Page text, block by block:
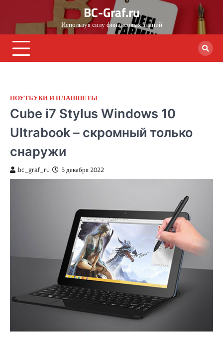
content
BC-Graf.ru
Используя силу финансовых знаний
НОУТБУКИ И ПЛАНШЕТЫ
Cube i7 Stylus Windows 10
Ultrabook – скромный только
снаружи
bc_graf_ru 5 декабря 2022